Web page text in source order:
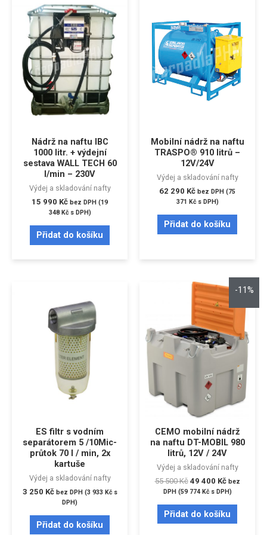
Nádrž na naftu IBC
1000 litr. + výdejní
sestava WALL TECH 60
l/min – 230V
Výdej a skladování nafty
15 990 Kč bez DPH (19
348 Kčs DPH)
Přidat do košíku
Mobilní nádrž na naftu
TRASPO® 910 litrů –
12V/24V
Výdej a skladování nafty
62 290 Kč bez DPH (75
371 Kčs DPH)
Přidat do košíku
ES filtr s vodním
separátorem 5 /10Mic-
průtok 70 l / min, 2x
kartuše
Výdej a skladování nafty
3 250 Kč bez DPH (3 933 Kčs
DPH)
Přidat do košíku
-11%
CEMO mobilní nádrž
na naftu DT-MOBIL 980
litrů, 12V / 24V
Výdej a skladování nafty
55 500Kč 49 400 Kč bez
DPH (59 774 Kčs DPH)
Přidat do košíku